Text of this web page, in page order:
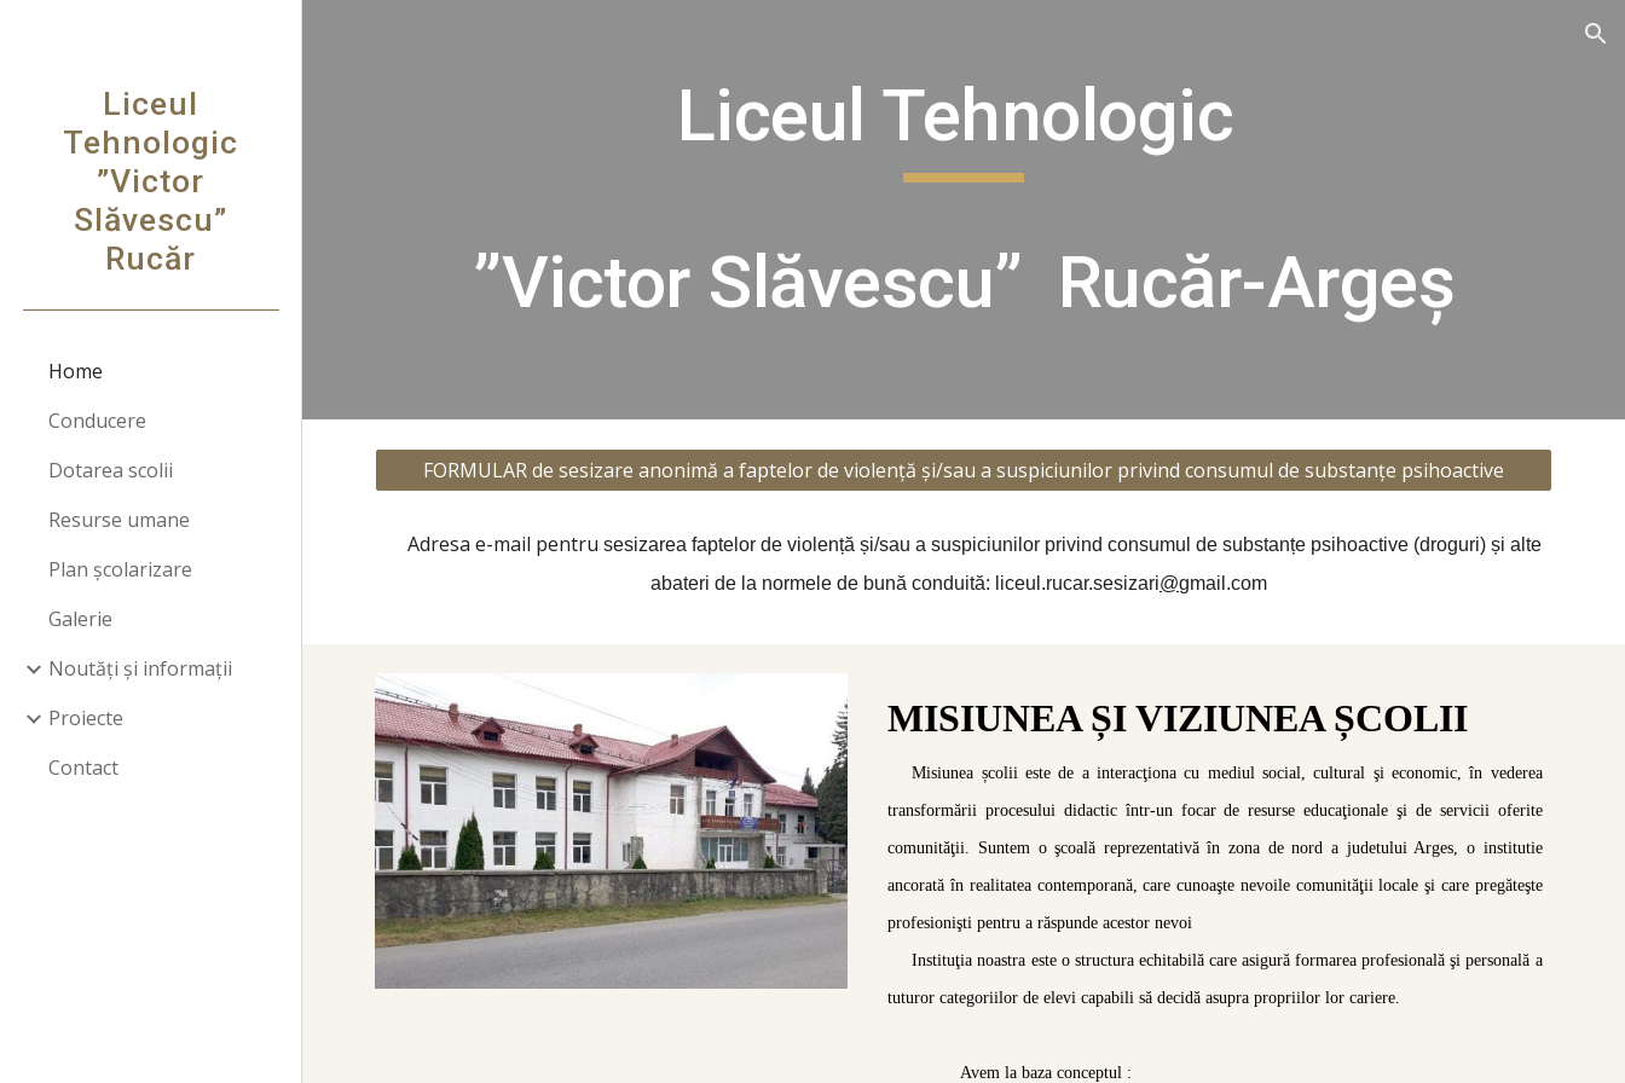
Liceul
Tehnologic
”Victor
Slăvescu”
Rucăr
Home
Conducere
Dotarea scolii
Resurse umane
Plan școlarizare
Galerie
Noutăți și informații
Proiecte
Contact
Liceul Tehnologic
”Victor Slăvescu” Rucăr-Argeș
FORMULAR de sesizare anonimă a faptelor de violență și/sau a suspiciunilor privind consumul de substanțe psihoactive
Adresa e-mail pentru sesizarea faptelor de violență și/sau a suspiciunilor privind consumul de substanțe psihoactive (droguri) și alte
abateri de la normele de bună conduită: liceul.rucar.sesizari@gmail.com
MISIUNEA ȘI VIZIUNEA ȘCOLII
Misiunea școlii este de a interacţiona cu mediul social, cultural şi economic, în vederea
transformării procesului didactic într-un focar de resurse educaţionale şi de servicii oferite
comunităţii. Suntem o şcoală reprezentativă în zona de nord a judetului Arges, o institutie
ancorată în realitatea contemporană, care cunoaşte nevoile comunităţii locale şi care pregăteşte
profesionişti pentru a răspunde acestor nevoi
Instituţia noastra este o structura echitabilă care asigură formarea profesională şi personală a
tuturor categoriilor de elevi capabili să decidă asupra propriilor lor cariere.
Avem la baza conceptul :